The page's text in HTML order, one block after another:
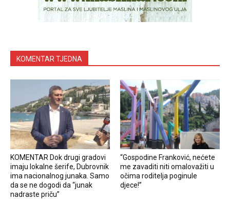
KOMENTAR TJEDNA
KOMENTAR Dok drugi gradovi
imaju lokalne šerife, Dubrovnik
ima nacionalnog junaka. Samo
da se ne dogodi da “junak
nadraste priču”
“Gospodine Franković, nećete
me zavaditi niti omalovažiti u
očima roditelja poginule
djece!”